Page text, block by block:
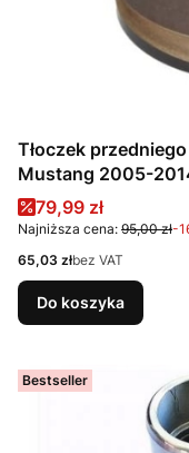
Tłoczek
Mustang 2005-
Cena promocyjna
79,99 zł
Najniższa cena: 95,00 zł-
Cena
65,03 złbez VAT
Do koszyka
Bestseller